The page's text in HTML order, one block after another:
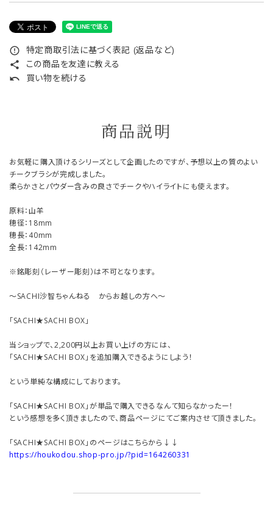
error_outline 特定商取引法に基づく表記 (返品など)
share この商品を友達に教える
undo 買い物を続ける
商品説明
お気軽に購入頂けるシリーズとして企画したのですが、予想以上の質のよい
チークブラシが完成しました。
柔らかさとパウダー含みの良さでチークやハイライトにも使えます。
原料：山羊
穂径：18mm
穂長：40mm
全長：142mm
※銘彫刻（レーザー彫刻）は不可となります。
～SACHI沙智ちゃんねる からお越しの方へ～
「SACHI★SACHI BOX」
当ショップで、2,200円以上お買い上げの方には、
「SACHI★SACHI BOX」を追加購入できるようにしよう！
という単純な構成にしております。
「SACHI★SACHI BOX」が単品で購入できるなんて知らなかったー！
という感想を多く頂きましたので、商品ページにてご案内させて頂きました。
「SACHI★SACHI BOX」のページはこちらから↓↓
https://houkodou.shop-pro.jp/?pid=164260331